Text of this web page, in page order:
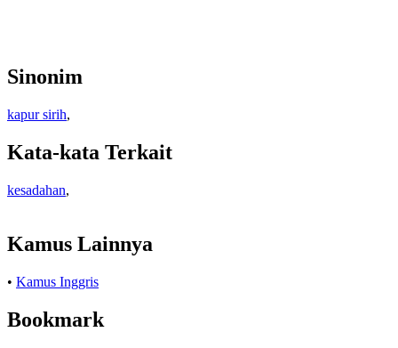
Sinonim
kapur sirih,
Kata-kata Terkait
kesadahan,
Kamus Lainnya
• Kamus Inggris
Bookmark